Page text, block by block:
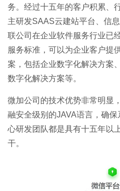
务。经过十五年的客户积累、
主研发SAAS云建站平台、信
联公司在企业软件服务行业已
服务标准，可以为企业客户提
案，包括企业数字化解决方案
数字化解决方案等。
微加公司的技术优势非常明显
融安全级别的JAVA语言，确
心研发团队都是具有十五年以
干。